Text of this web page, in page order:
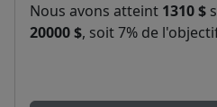
Nous avons atteint 1310 $
20000 $, soit 7% de